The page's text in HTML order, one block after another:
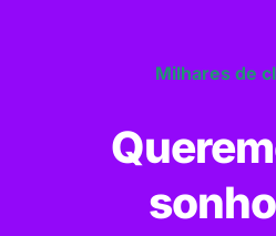
Milhares de